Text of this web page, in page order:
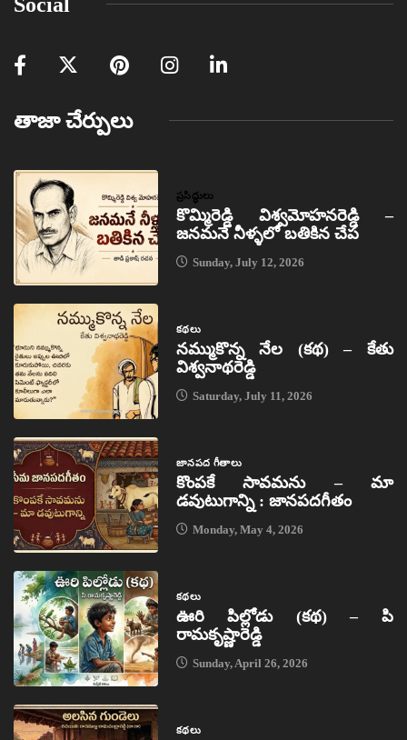
తాజా చేర్పులు
ప్రసిద్ధులు
కొమ్మిరెడ్డి విశ్వమోహనరెడ్డి –
జనమనే నీళ్ళలో బతికిన చేప
Sunday, July 12, 2026
కథలు
నమ్ముకొన్న నేల (కథ) – కేతు
విశ్వనాథరెడ్డి
Saturday, July 11, 2026
జానపద గీతాలు
కొంపకే సావమను – మా
డవుటుగాన్ని : జానపదగీతం
Monday, May 4, 2026
కథలు
ఊరి పిల్లోడు (కథ) – పి
రామకృష్ణారెడ్డి
Sunday, April 26, 2026
కథలు